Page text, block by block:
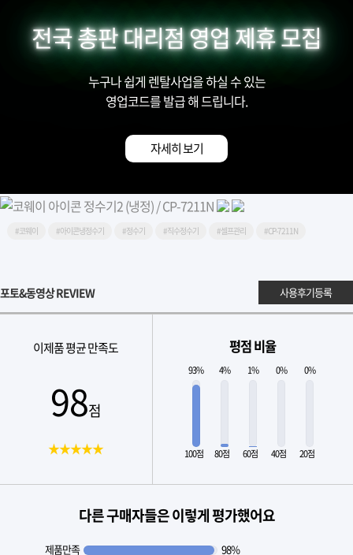
전국 총판 대리점 영업 제휴 모집
누구나 쉽게 렌탈사업을 하실 수 있는
영업코드를 발급 해 드립니다.
자세히 보기
#코웨이 #아이콘냉정수기 #정수기 #직수정수기 #셀프관리 #CP-7211N
포토&동영상 REVIEW 사용후기등록
이제품 평균 만족도
98점
★★★★★
평점 비율
93%
100점
4%
80점
1%
60점
0%
40점
0%
20점
다른 구매자들은 이렇게 평가했어요
제품만족
98%